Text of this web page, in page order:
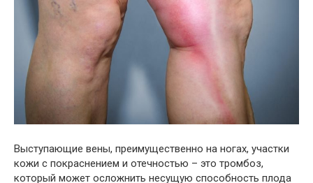
Выступающие вены, преимущественно на ногах, участки
кожи с покраснением и отечностью – это тромбоз,
который может осложнить несущую способность плода